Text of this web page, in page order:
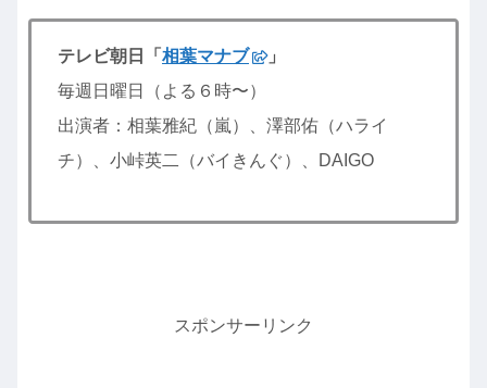
テレビ朝日「 相葉マナブ
」
毎週日曜日（よる６時〜）
出演者：相葉雅紀（嵐）、澤部佑（ハライ
チ）、小峠英二（バイきんぐ）、DAIGO
スポンサーリンク